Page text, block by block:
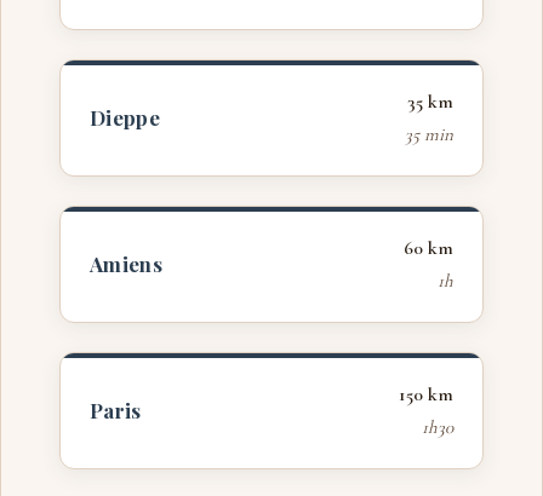
Dieppe
35 km
35 min
Amiens
60 km
1h
Paris
150 km
1h30